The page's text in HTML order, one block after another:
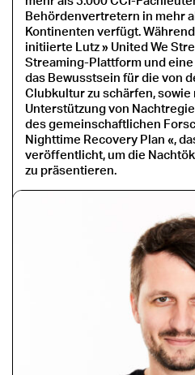
Behördenvertretern in mehr
Kontinenten verfügt.
initiierte Lutz » United We
Streaming-Plattform und
das Bewusstsein für die von
Clubkultur zu schärfen,
Unterstützung von
des gemeinschaftlichen
Nighttime Recovery Plan «,
veröffentlicht, um die
zu präsentieren.